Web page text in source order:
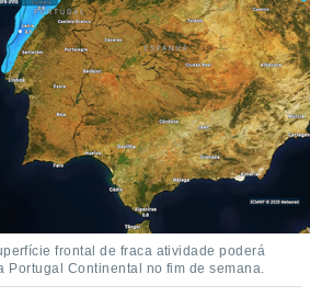
frontal de fraca atividade poderá
Portugal Continental no fim de semana.